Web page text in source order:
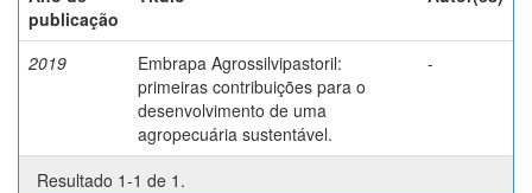
publicação
2019
Embrapa Agrossilvipastoril:
primeiras contribuições para o
desenvolvimento de uma
agropecuária sustentável.
-
Resultado 1-1 de 1.